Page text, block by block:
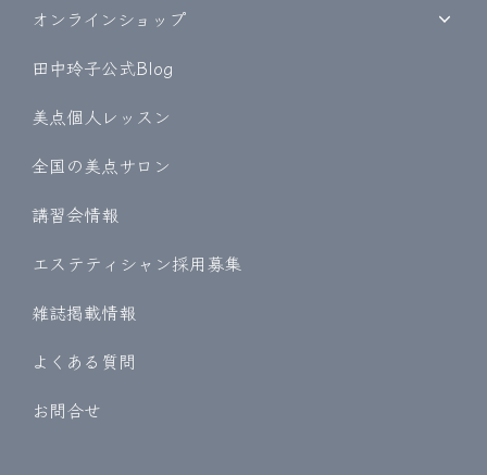
オンラインショップ
田中玲子公式Blog
美点個人レッスン
全国の美点サロン
講習会情報
エステティシャン採用募集
雑誌掲載情報
よくある質問
お問合せ